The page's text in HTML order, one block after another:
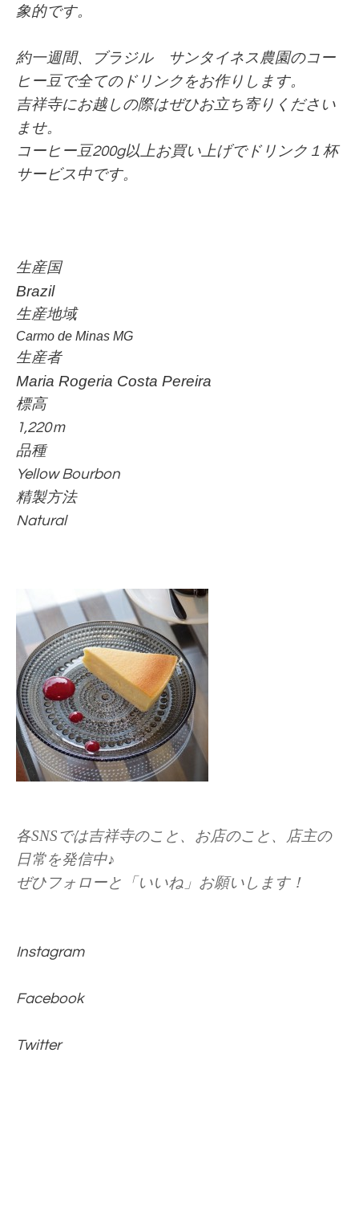
象的です。
約一週間、ブラジル サンタイネス農園のコー
ヒー豆で全てのドリンクをお作りします。
吉祥寺にお越しの際はぜひお立ち寄りください
ませ。
コーヒー豆200g以上お買い上げでドリンク１杯
サービス中です。
生産国
Brazil
生産地域
Carmo de Minas MG
生産者
Maria Rogeria Costa Pereira
標高
1,220ｍ
品種
Yellow Bourbon
精製方法
Natural
各SNSでは吉祥寺のこと、お店のこと、店主の
日常を発信中♪
ぜひフォローと「いいね」お願いします！
Instagram
Facebook
Twitter